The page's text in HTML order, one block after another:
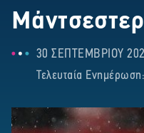
30 ΣΕΠΤΕΜΒΡΙΟΥ
Τελευταία